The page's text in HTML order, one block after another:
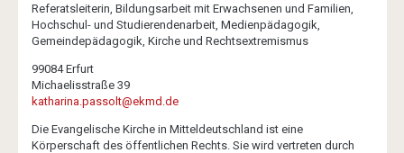
Referatsleiterin, Bildungsarbeit mit Erwachsenen und Familien,
Hochschul- und Studierendenarbeit, Medienpädagogik,
Gemeindepädagogik, Kirche und Rechtsextremismus
99084 Erfurt
Michaelisstraße 39
katharina.passolt@ekmd.de
Die Evangelische Kirche in Mitteldeutschland ist eine
Körperschaft des öffentlichen Rechts. Sie wird vertreten durch